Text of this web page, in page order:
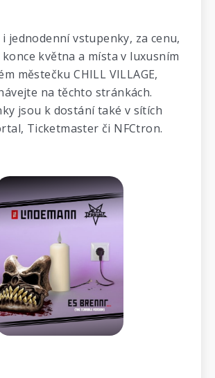
i jednodenní vstupenky, za cenu,
května a místa v luxusním
městečku CHILL VILLAGE,
na těchto stránkách.
jsou k dostání také v sítích
Ticketmaster či NFCtron.